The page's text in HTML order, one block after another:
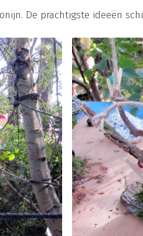
De prachtigste ideeën